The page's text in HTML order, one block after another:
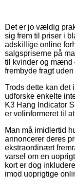
Det er jo vældig
sig frem til priser i
adskillige online
salgspriserne på
til kvinder og mænd
frembyde fragt uden
Trods dette kan
udforske enkelte
K3 Hang Indicator
er velinformeret til
Man må imidlertid
annoncerer deres
ekstraordinært
varsel om en
kort er dog
imod uoprigtige